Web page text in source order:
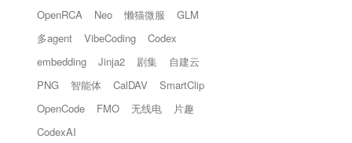
OpenRCA
Neo 懒猫微服
GLM
多agent
VibeCoding
Codex
embedding
Jinja2 剧集
自建云
PNG
智能体 CalDAV
SmartClip
OpenCode
FMO 无线电
片趣
CodexAI